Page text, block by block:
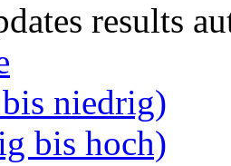
results
niedrig)
bis hoch)